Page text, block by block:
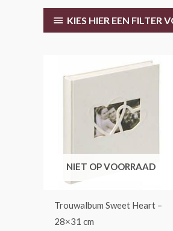
KIES HIER EEN FILTER
NIET OP VOORRAAD
Trouwalbum Sweet Heart –
28×31 cm